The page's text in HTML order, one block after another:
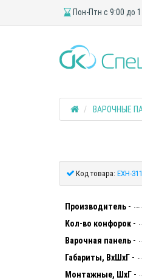
Пон-Птн с 9:00 до
ВАРОЧНЫЕ
Код товара: EXH-
Производитель -
Кол-во конфорок -
Варочная панель -
Габариты, ВхШхГ -
Монтажные, ШхГ -